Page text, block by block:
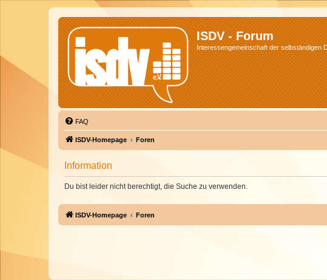
ISDV - Forum
Interessengemeinschaft der selbständigen
FAQ
ISDV-Homepage Foren
Information
Du bist leider nicht berechtigt, die Suche zu verwenden.
ISDV-Homepage Foren